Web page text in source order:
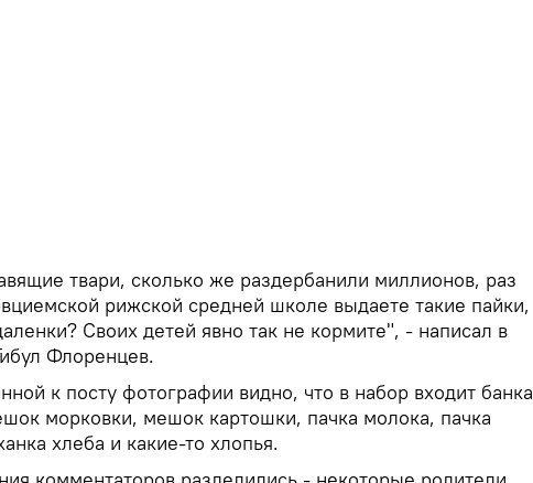
твари, сколько же раздербанили миллионов, раз
рижской средней школе выдаете такие пайки,
Своих детей явно так не кормите", - написал в
Флоренцев.
к посту фотографии видно, что в набор входит банка
морковки, мешок картошки, пачка молока, пачка
хлеба и какие-то хлопья.